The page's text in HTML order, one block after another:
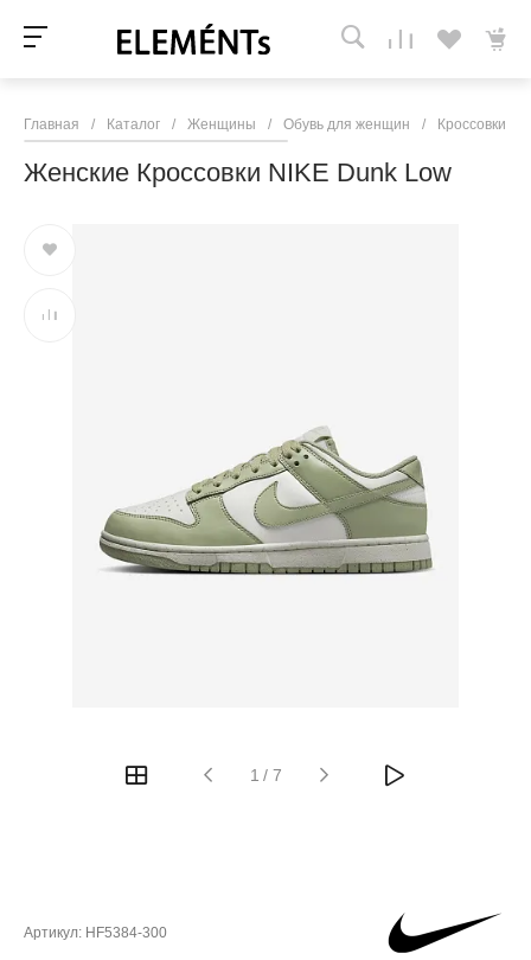
Главная / Каталог / Женщины / Обувь для женщин / Кроссовки и
Женские Кроссовки NIKE Dunk Low
1 / 7
Артикул: HF5384-300